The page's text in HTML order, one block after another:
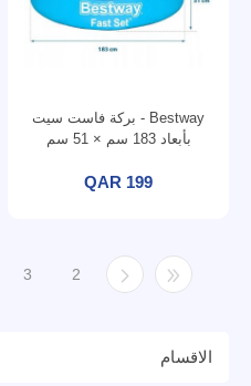
Bestway - بركة فاست سيت
بأبعاد 183 سم × 51 سم
QAR 199
2
3
الاقسام